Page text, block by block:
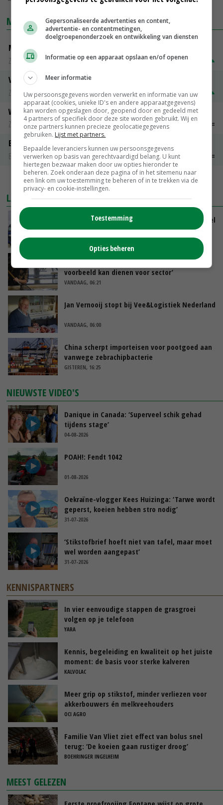
MARKTPRIJZEN
Magere melkpoeder
Zuivel weekprijzen
€ 269,00 € 7,00
Volle melkpoeder
Zuivel weekprijzen
€ 345,00 € 20,00
Weipoeder
Zuivel weekprijzen
€ 134,00 € 0,00
Boeren Gouda 12 kg
Boerenkaas
€ 6,05
MEER MARKTPRIJZEN
LAATSTE NIEUWS
ForFarmers groeit verder en ziet marktaandeel
toenemen
VANDAAG, 07:43
Zalmkweker wil ‘standaard neerzetten die als
voorbeeld kan dienen voor sector’
VANDAAG, 06:21
Jan Vernooij stopt bij Vee&Logistiek Nederland
VANDAAG, 06:00
China scherpt importeisen voor pootgoed aan
vanwege zebrachipbacterie
GISTEREN, 16:25
NIEUWSTE VIDEO'S
Danique in Canada: ‘Superveel schik gehad
tijdens stage’
04-08-2026
POAH!: Fendt 1042
01-08-2026
Oekraïne-vlogger Kees Huizinga: ‘Tarwe wordt
geperst, koeien hebben stro nodig’
31-07-2026
‘Stikstofbrief hoeft niet van tafel, maar moet
wel worden aangepast’
31-07-2026
KENNISPARTNERS
In vier eenvoudige stappen de grasgroei
volgen op je telefoon
YARA
Kennis, begeleiding en kwaliteit op het juiste
moment: de basis voor sterke kalveren
KALVOLAC
Meer grip op stikstof, minder verliezen voor
akkerbouwers én melkveehouders
OCI AGRO
Familie Van Vliet ziet effect van bolus snel
terug: ‘De koeien gaan rustiger droog’
BOEHRINGER INGELHEIM
MEEST GELEZEN
Gepersonaliseerde advertenties en content,
advertentie- en contentmetingen,
doelgroepenonderzoek en ontwikkeling van diensten
Informatie op een apparaat opslaan en/of openen
Meer informatie
Uw persoonsgegevens worden verwerkt en informatie van uw
apparaat (cookies, unieke ID's en andere apparaatgegevens)
kan worden opgeslagen door, geopend door en gedeeld met
4 partners of specifiek door deze site worden gebruikt. Wij en
onze partners kunnen precieze geolocatiegegevens
gebruiken. Lijst met partners.
Bepaalde leveranciers kunnen uw persoonsgegevens
verwerken op basis van gerechtvaardigd belang. U kunt
hiertegen bezwaar maken door uw opties hieronder te
beheren. Zoek onderaan deze pagina of in het sitemenu naar
een link om uw toestemming te beheren of in te trekken via de
privacy- en cookie-instellingen.
Toestemming
Opties beheren